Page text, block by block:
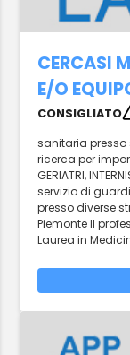
CERCASI
E/O
CONSIGLIATO
sanitaria
ricerca per
GERIATRI,
servizio di
presso diverse
Piemonte Il
Laurea in